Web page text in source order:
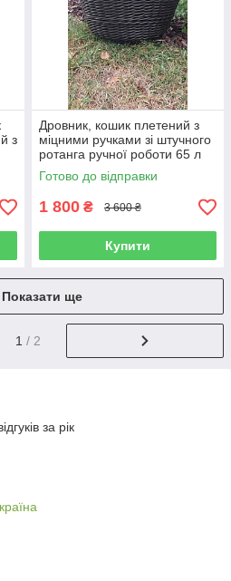
з
Дровник, кошик плетений з
міцними ручками зі штучного
ротанга ручної роботи 65 л
Готово до відправки
1 800 ₴ 3 600 ₴
Купити
Показати ще
1 / 2
за рік